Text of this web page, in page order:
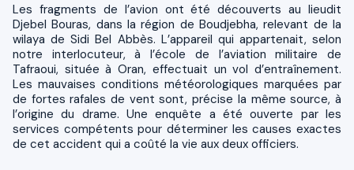
Les fragments de l’avion ont été découverts au lieudit
Djebel Bouras, dans la région de Boudjebha, relevant de la
wilaya de Sidi Bel Abbès. L’appareil qui appartenait, selon
notre interlocuteur, à l’école de l’aviation militaire de
Tafraoui, située à Oran, effectuait un vol d’entraînement.
Les mauvaises conditions météorologiques marquées par
de fortes rafales de vent sont, précise la même source, à
l’origine du drame. Une enquête a été ouverte par les
services compétents pour déterminer les causes exactes
de cet accident qui a coûté la vie aux deux officiers.